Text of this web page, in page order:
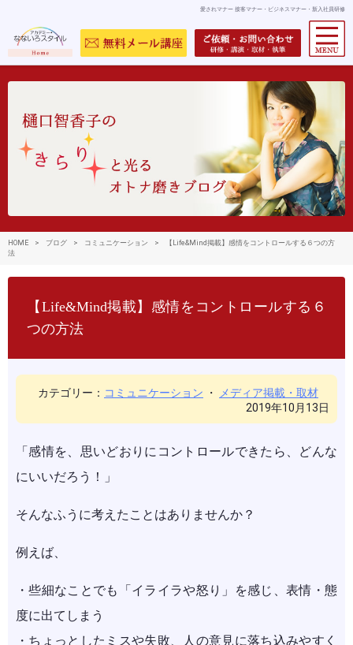
愛されマナー 接客マナー・ビジネスマナー・新入社員研修
HOME > ブログ > コミュニケーション >
【Life&Mind掲載】感情をコントロールする６つの方
法
【Life&Mind掲載】感情をコントロールする６
つの方法
カテゴリー： コミュニケーション ・
メディア掲載・取材
2019年10月13日
「感情を、思いどおりにコントロールできたら、どんな
にいいだろう！」
そんなふうに考えたことはありませんか？
例えば、
・些細なことでも「イライラや怒り」を感じ、表情・態
度に出てしまう
・ちょっとしたミスや失敗、人の意見に落ち込みやすく